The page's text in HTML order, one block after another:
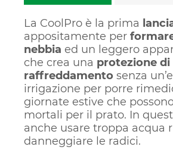
La CoolPro è la prima
appositamente per
nebbia ed un leggero
che crea una protezione di
raffreddamento senza
irrigazione per porre
giornate estive che
mortali per il prato. In
anche usare troppa acqua
danneggiare le radici.